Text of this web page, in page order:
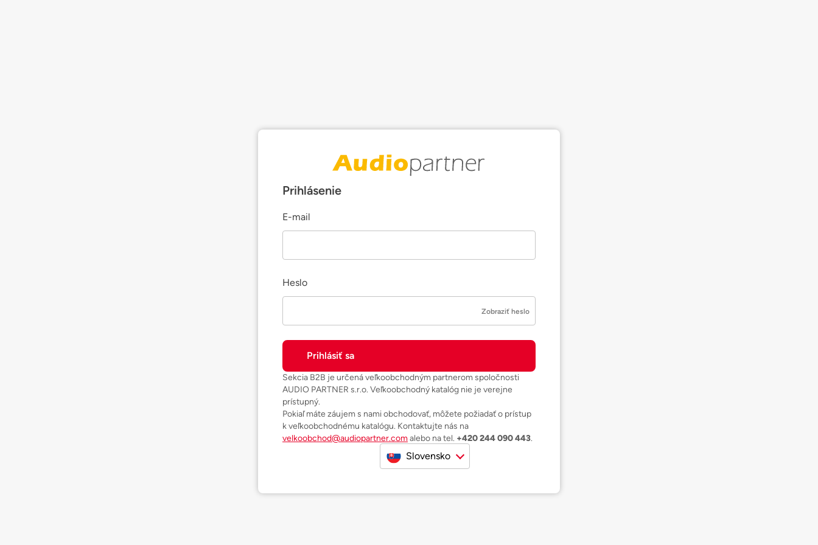
Prihlásenie
E-mail
Heslo
Zobraziť heslo
Sekcia B2B je určená veľkoobchodným partnerom spoločnosti
AUDIO PARTNER s.r.o. Veľkoobchodný katalóg nie je verejne
prístupný.
Pokiaľ máte záujem s nami obchodovať, môžete požiadať o prístup
k veľkoobchodnému katalógu. Kontaktujte nás na
velkoobchod@audiopartner.comalebo na tel. +420 244 090 443.
Slovensko